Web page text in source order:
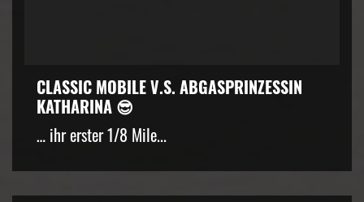
CLASSIC MOBILE V.S. ABGASPRINZESSIN
KATHARINA 😎
… ihr erster 1/8 Mile...